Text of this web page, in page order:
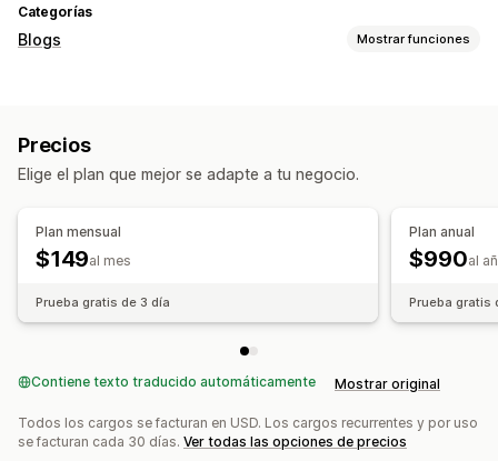
Categorías
Blogs Mostrar funciones
Opciones de muestra
Publicaciones destacadas
Precios
Elige el plan que mejor se adapte a tu negocio.
Plan mensual
$149al mes
Prueba gratis de 3 día
Plan anual
$990al
Prueba gratis
Contiene texto traducido automáticamente Mostrar original
Todos los cargos se facturan en USD. Los cargos recurrentes y por uso
se facturan cada 30 días. Ver todas las opciones de precios